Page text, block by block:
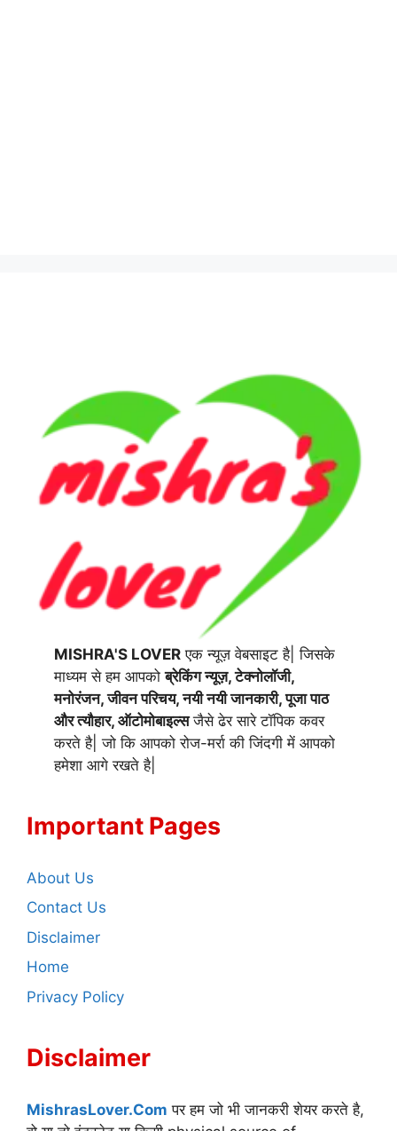
MISHRA'S LOVER एक न्यूज़ वेबसाइट है| जिसके
माध्यम से हम आपकोब्रेकिंग न्यूज़, टेक्नोलॉजी,
मनोरंजन, जीवन परिचय, नयी नयी जानकारी, पूजा पाठ
और त्यौहार, ऑटोमोबाइल्सजैसे ढेर सारे टॉपिक कवर
करते है| जो कि आपको रोज-मर्रा की जिंदगी में आपको
हमेशा आगे रखते है|
Important Pages
About Us
Contact Us
Disclaimer
Home
Privacy Policy
Disclaimer
MishrasLover.Com पर हम जो भी जानकरी शेयर करते है,